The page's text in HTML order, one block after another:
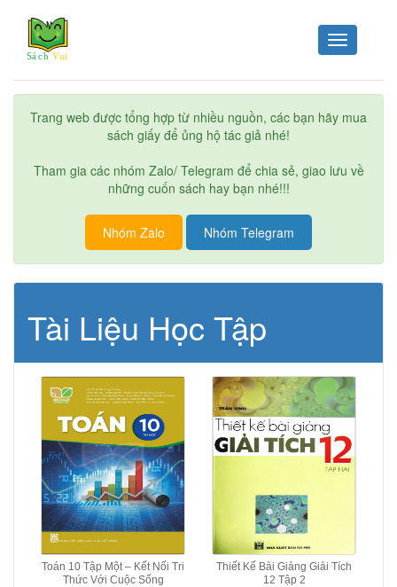
Toggle
navigation
Trang web được tổng hợp từ nhiều nguồn, các bạn hãy mua
sách giấy để ủng hộ tác giả nhé!
Tham gia các nhóm Zalo/ Telegram để chia sẻ, giao lưu về
những cuốn sách hay bạn nhé!!!
Nhóm Zalo Nhóm Telegram
Tài Liệu Học Tập
Toán 10 Tập Một – Kết Nối Tri
Thức Với Cuộc Sống
Thiết Kế Bài Giảng Giải Tích
12 Tập 2